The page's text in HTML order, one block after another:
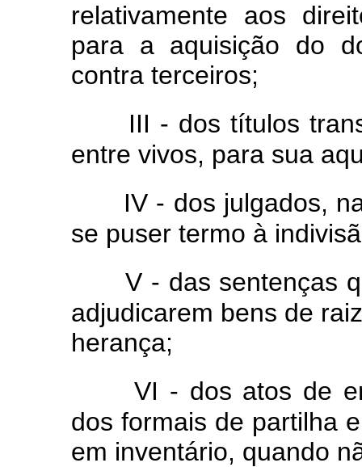
relativamente aos
para a aquisição do
contra terceiros;
III - dos títulos
entre vivos, para sua
IV - dos julgados,
se puser termo à
V - das sentenças
adjudicarem bens de
herança;
VI - dos atos de
dos formais de partilha
em inventário, quando